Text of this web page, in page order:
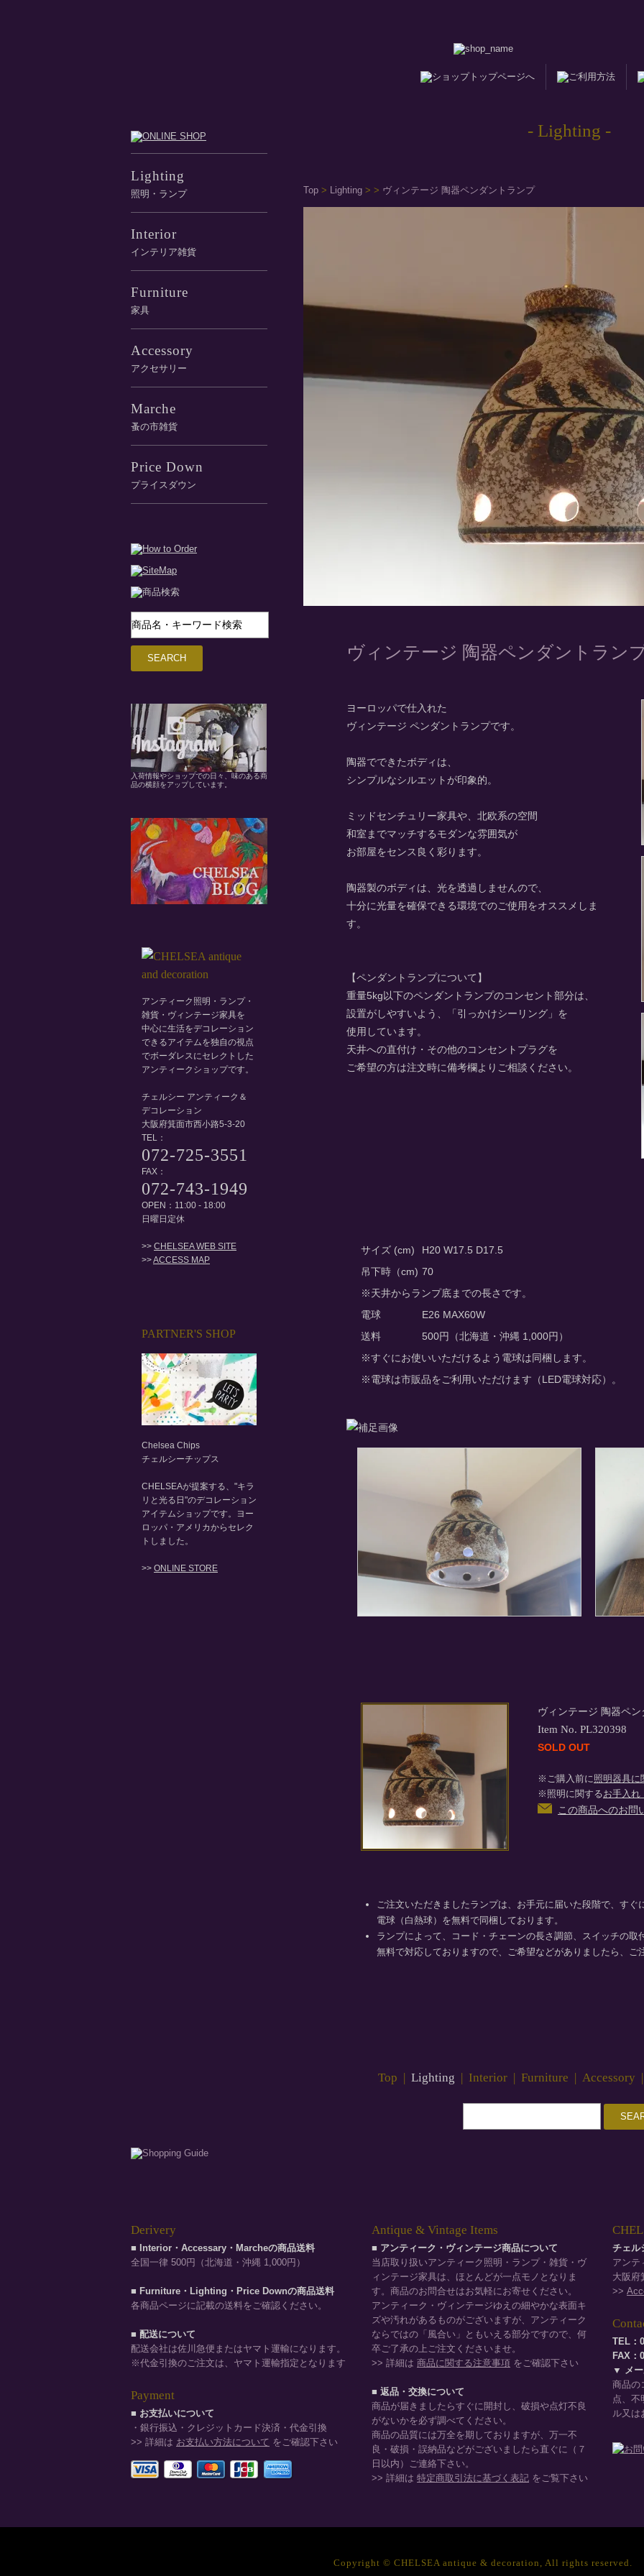
- Lighting -
Top > Lighting > > ヴィンテージ 陶器ペンダントランプ
ヴィンテージ 陶器ペンダントラン
ヨーロッパで仕入れた
ヴィンテージ ペンダントランプです。
陶器でできたボディは、
シンプルなシルエットが印象的。
ミッドセンチュリー家具や、北欧系の空間
和室までマッチするモダンな雰囲気が
お部屋をセンス良く彩ります。
陶器製のボディは、光を透過しませんので、
十分に光量を確保できる環境でのご使用をオススメしま
す。
【ペンダントランプについて】
重量5kg以下のペンダントランプのコンセント部分は、
設置がしやすいよう、「引っかけシーリング」を
使用しています。
天井への直付け・その他のコンセントプラグを
ご希望の方は注文時に備考欄よりご相談ください。
サイズ (cm)
H20 W17.5 D17.5
吊下時（cm) 70
※天井からランプ底までの長さです。
電球
E26 MAX60W
送料
500円（北海道・沖縄 1,000円）
※すぐにお使いいただけるよう電球は同梱します。
※電球は市販品をご利用いただけます（LED電球対応）。
ヴィンテージ 陶器ペ
Item No. PL320398
SOLD OUT
※ご購入前に 照明器具に
※照明に関するお手入れ
この商品へのお問
ご注文いただきましたランプは、お手元に届いた段階で、すぐ
電球（白熱球）を無料で同梱しております。
ランプによって、コード・チェーンの長さ調節、スイッチの取
無料で対応しておりますので、ご希望などがありましたら、ご
Top | Lighting | Interior | Furniture | Accessory
Lighting
照明・ランプ
Interior
インテリア雑貨
Furniture
家具
Accessory
アクセサリー
Marche
蚤の市雑貨
Price Down
プライスダウン
入荷情報やショップでの日々、味のある商
品の横顔をアップしています。
アンティーク照明・ランプ・
雑貨・ヴィンテージ家具を
中心に生活をデコレーション
できるアイテムを独自の視点
でボーダレスにセレクトした
アンティークショップです。
チェルシー アンティーク＆
デコレーション
大阪府箕面市西小路5-3-20
TEL：
072-725-3551
FAX：
072-743-1949
OPEN：11:00 - 18:00
日曜日定休
>> CHELSEA WEB SITE
>>ACCESS MAP
PARTNER'S SHOP
Chelsea Chips
チェルシーチップス
CHELSEAが提案する、"キラ
リと光る日"のデコレーション
アイテムショップです。ヨー
ロッパ・アメリカからセレク
トしました。
>> ONLINE STORE
Derivery
■ Interior・Accessary・Marcheの商品送料
全国一律 500円（北海道・沖縄 1,000円）
■ Furniture・Lighting・Price Downの商品送料
各商品ページに記載の送料をご確認ください。
■ 配送について
配送会社は佐川急便またはヤマト運輸になります。
※代金引換のご注文は、ヤマト運輸指定となります
Payment
■ お支払いについて
・銀行振込・クレジットカード決済・代金引換
>> 詳細は お支払い方法について をご確認下さい
Antique & Vintage Items
■ アンティーク・ヴィンテージ商品について
当店取り扱いアンティーク照明・ランプ・雑貨・ヴ
ィンテージ家具は、ほとんどが一点モノとなりま
す。商品のお問合せはお気軽にお寄せください。
アンティーク・ヴィンテージゆえの細やかな表面キ
ズや汚れがあるものがございますが、アンティーク
ならではの「風合い」ともいえる部分ですので、何
卒ご了承の上ご注文くださいませ。
>> 詳細は 商品に関する注意事項 をご確認下さい
■ 返品・交換について
商品が届きましたらすぐに開封し、破損や点灯不良
がないかを必ず調べてください。
商品の品質には万全を期しておりますが、万一不
良・破損・誤納品などがございましたら直ぐに（７
日以内）ご連絡下さい。
>> 詳細は 特定商取引法に基づく表記 をご覧下さい
チェル
アンテ
大阪府
>>
TEL：
FAX：
▼ メー
商品の
点、不
ル又は
Copyright © CHELSEA antique & decoration, All rights reserved.